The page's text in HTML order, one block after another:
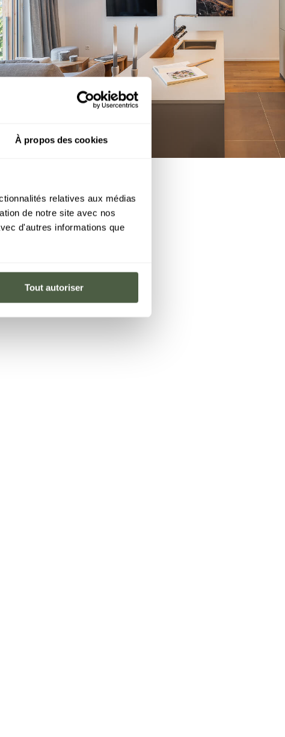
À propos des cookies
relatives aux médias
de notre site avec nos
d'autres informations que
Tout autoriser